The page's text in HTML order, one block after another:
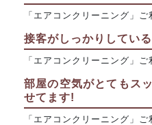
「エアコンクリーニング」
接客がしっかりしている
「エアコンクリーニング」
部屋の空気がとてもス
せてます!
「エアコンクリーニング」